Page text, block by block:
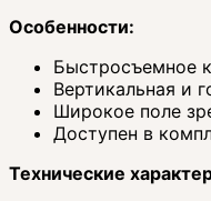
Особенности:
Быстросъемное
Вертикальная и
Широкое поле
Доступен в
Технические